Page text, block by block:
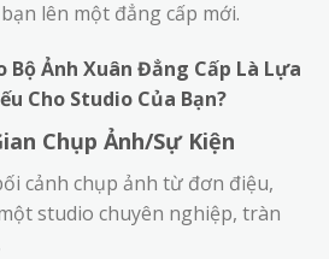
lên một đẳng cấp mới.
Bộ Ảnh Xuân Đẳng Cấp Là Lựa
Cho Studio Của Bạn?
Chụp Ảnh/Sự Kiện
cảnh chụp ảnh từ đơn điệu,
studio chuyên nghiệp, tràn